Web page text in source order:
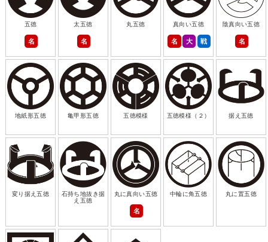
五徳
名
太五徳
名
丸五徳 真向い五徳
名 大 戦
陰真向い五徳
名
地紙形五徳 亀甲形五徳 五徳模様 五徳模様（２） 据え五徳
変り据え五徳
石持ち地抜き据
え五徳
丸に真向い五徳
名
中輪に角五徳 丸に置五徳